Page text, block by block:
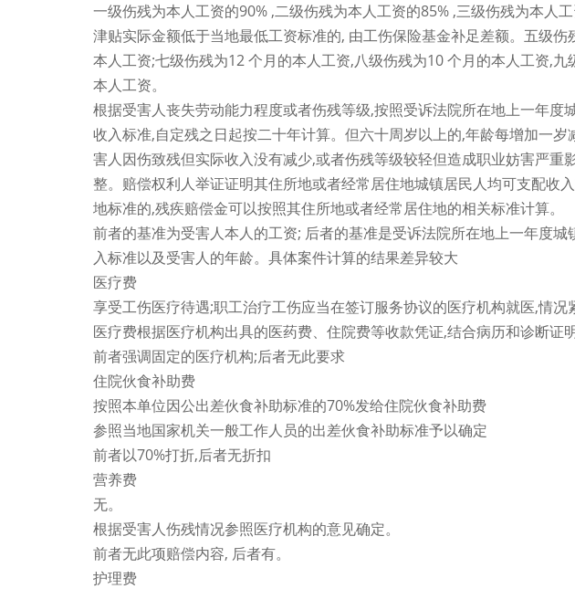
一级伤残为本人工资的90% ,二级伤残为本人工资的85% ,三级伤残为本人
津贴实际金额低于当地最低工资标准的, 由工伤保险基金补足差额。五级
本人工资;七级伤残为12 个月的本人工资,八级伤残为10 个月的本人工资,
本人工资。
根据受害人丧失劳动能力程度或者伤残等级,按照受诉法院所在地上一年度
收入标准,自定残之日起按二十年计算。但六十周岁以上的,年龄每增加一
害人因伤致残但实际收入没有减少,或者伤残等级较轻但造成职业妨害严重
整。赔偿权利人举证证明其住所地或者经常居住地城镇居民人均可支配收
地标准的,残疾赔偿金可以按照其住所地或者经常居住地的相关标准计算。
前者的基准为受害人本人的工资; 后者的基准是受诉法院所在地上一年度
入标准以及受害人的年龄。具体案件计算的结果差异较大
医疗费
享受工伤医疗待遇;职工治疗工伤应当在签订服务协议的医疗机构就医,情况
医疗费根据医疗机构出具的医药费、住院费等收款凭证,结合病历和诊断证
前者强调固定的医疗机构;后者无此要求
住院伙食补助费
按照本单位因公出差伙食补助标准的70%发给住院伙食补助费
参照当地国家机关一般工作人员的出差伙食补助标准予以确定
前者以70%打折,后者无折扣
营养费
无。
根据受害人伤残情况参照医疗机构的意见确定。
前者无此项赔偿内容, 后者有。
护理费